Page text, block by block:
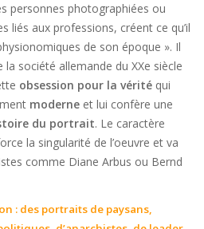
personnes photographiées ou
liés aux professions, créent ce qu’il
de son époque ». Il
société allemande du XXe siècle
obsession pour la vérité qui
moderne et lui confère une
du portrait. Le caractère
la singularité de l’oeuvre et va
comme Diane Arbus ou Bernd
: des portraits de paysans,